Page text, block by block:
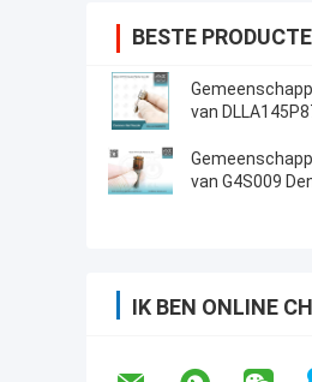
BESTE
van
van G4S009
IK BEN ONLINE